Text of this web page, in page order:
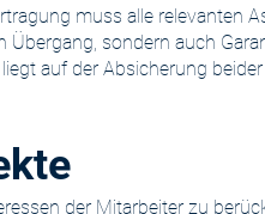
muss alle relevanten
sondern auch
auf der Absicherung
der Mitarbeiter zu